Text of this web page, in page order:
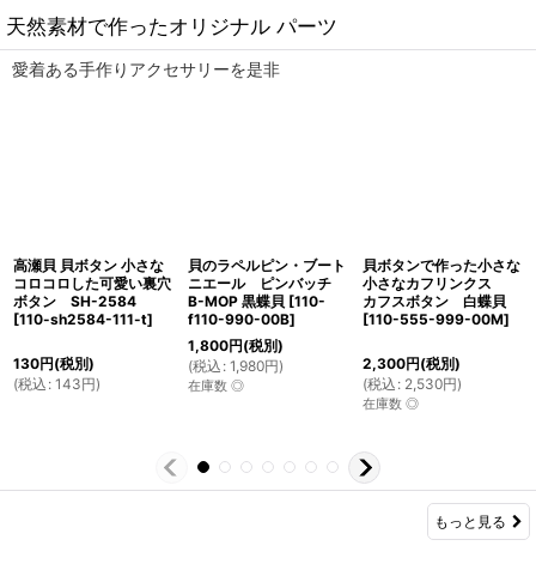
天然素材で作ったオリジナル パーツ
愛着ある手作りアクセサリーを是非
高瀬貝 貝ボタン 小さな
コロコロした可愛い裏穴
ボタン SH-2584
[110-sh2584-111-t]
130円(税別)
(税込 : 143円)
貝のラペルピン・ブート
ニエール ピンバッチ
B-MOP 黒蝶貝 [110-
f110-990-00B]
1,800円(税別)
(税込 : 1,980円)
在庫数 ◎
貝ボタンで作った小さな
小さなカフリンクス
カフスボタン 白蝶貝
[110-555-999-00M]
2,300円(税別)
(税込 : 2,530円)
在庫数 ◎
もっと見る